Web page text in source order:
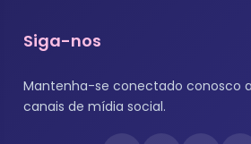
Siga-nos
Mantenha-se conectado conosco
canais de mídia social.